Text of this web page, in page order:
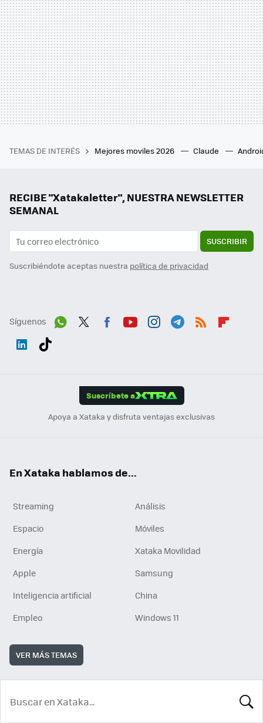
TEMAS DE INTERÉS Mejores moviles 2026 Claude
RECIBE "Xatakaletter", NUESTRA NEWSLETTER
SEMANAL
SUSCRIBIR
Suscribiéndote aceptas nuestra política de privacidad
Síguenos
Suscríbete a
Apoya a Xataka y disfruta ventajas exclusivas
En Xataka hablamos de...
Streaming
Análisis
Espacio
Móviles
Energía
Xataka Movilidad
Apple
Samsung
Inteligencia artificial
China
Empleo
Windows 11
VER MÁS TEMAS